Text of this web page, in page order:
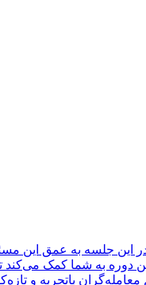
در این جلسه به عمق